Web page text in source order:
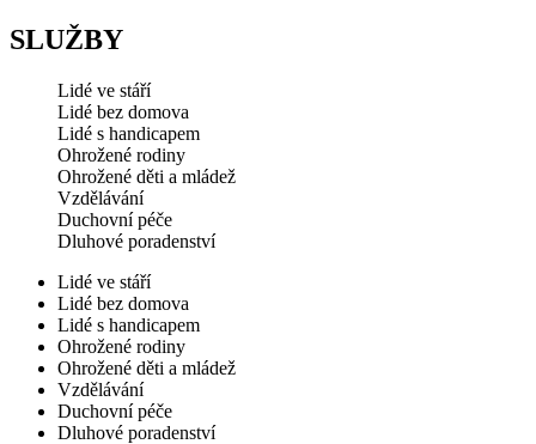
SLUŽBY
Lidé ve stáří
Lidé bez domova
Lidé s handicapem
Ohrožené rodiny
Ohrožené děti a mládež
Vzdělávání
Duchovní péče
Dluhové poradenství
Lidé ve stáří
Lidé bez domova
Lidé s handicapem
Ohrožené rodiny
Ohrožené děti a mládež
Vzdělávání
Duchovní péče
Dluhové poradenství